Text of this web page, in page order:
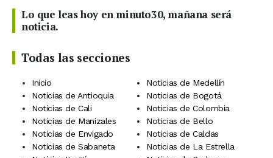
Lo que leas hoy en minuto30, mañana será
noticia.
Todas las secciones
Inicio
Noticias de Medellín
Noticias de Antioquia
Noticias de Bogotá
Noticias de Cali
Noticias de Colombia
Noticias de Manizales
Noticias de Bello
Noticias de Envigado
Noticias de Caldas
Noticias de Sabaneta
Noticias de La Estrella